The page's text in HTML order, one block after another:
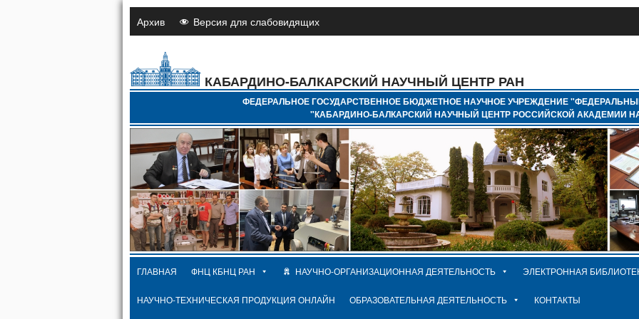
Архив Версия для слабовидящих
КАБАРДИНО-БАЛКАРСКИЙ НАУЧНЫЙ ЦЕНТР РАН
ФЕДЕРАЛЬНОЕ ГОСУДАРСТВЕННОЕ БЮДЖЕТНОЕ НАУЧНОЕ УЧРЕЖДЕНИЕ
"КАБАРДИНО-БАЛКАРСКИЙ НАУЧНЫЙ ЦЕНТР РОССИЙСКОЙ АКАДЕМИИ
ГЛАВНАЯ ФНЦ КБНЦ РАН НАУЧНО-ОРГАНИЗАЦИОННАЯ ДЕЯТЕЛЬНОСТЬ ЭЛЕКТРОННАЯ
НАУЧНО-ТЕХНИЧЕСКАЯ ПРОДУКЦИЯ ОНЛАЙН ОБРАЗОВАТЕЛЬНАЯ ДЕЯТЕЛЬНОСТЬ КОНТАКТЫ